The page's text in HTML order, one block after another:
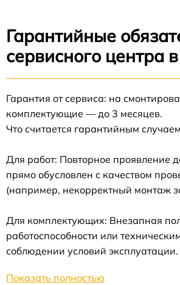
Гарантийные
сервисного центра
Гарантия от сервиса: на
комплектующие — до 3 месяцев.
Что считается гарантийным
Для работ: Повторное проявление
прямо обусловлен с качеством
(например, некорректный монтаж
Для комплектующих: Внезапная
работоспособности или
соблюдении условий эксплуатации.
Показать полностью